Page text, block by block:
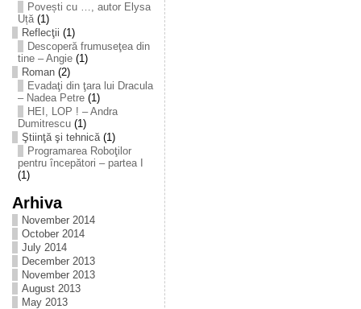
Povești cu …, autor Elysa
Uță(1)
Reflecţii (1)
Descoperă frumuseţea din
tine – Angie(1)
Roman(2)
Evadaţi din ţara lui Dracula
– Nadea Petre(1)
HEI, LOP ! – Andra
Dumitrescu(1)
Ştiinţă şi tehnică(1)
Programarea Roboţilor
pentru începători – partea I
(1)
Arhiva
November 2014
October 2014
July 2014
December 2013
November 2013
August 2013
May 2013